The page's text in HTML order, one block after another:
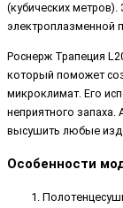
(кубических
электроплазменной
Роснерж Трапеция
который поможет
микроклимат. Его
неприятного
высушить любые
Особенности